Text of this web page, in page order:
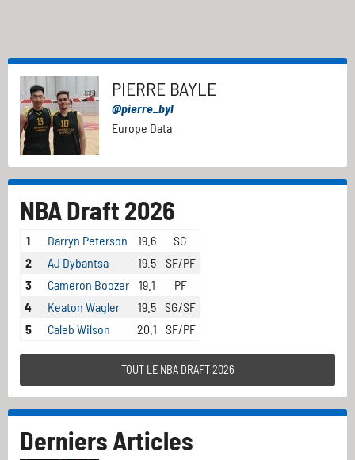
PIERRE BAYLE
@pierre_byl
Europe Data
NBA Draft 2026
1 Darryn Peterson 19.6
SG
2
AJ Dybantsa 19.5
SF/PF
3
Cameron Boozer 19.1
PF
4
Keaton Wagler 19.5 SG/SF
5
Caleb Wilson 20.1 SF/PF
TOUT LE NBA DRAFT 2026
Derniers Articles